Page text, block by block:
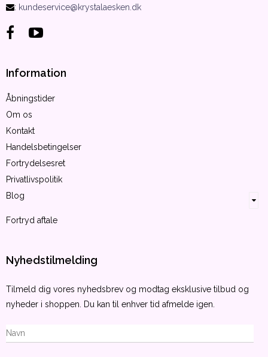
: kundeservice@krystalaesken.dk
Information
Åbningstider
Om os
Kontakt
Handelsbetingelser
Fortrydelsesret
Privatlivspolitik
Blog
Fortryd aftale
Nyhedstilmelding
Tilmeld dig vores nyhedsbrev og modtag eksklusive tilbud og
nyheder i shoppen. Du kan til enhver tid afmelde igen.